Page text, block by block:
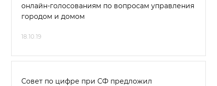
онлайн-голосованиям по вопросам управления
городом и домом
18.10.19
Совет по цифре при СФ предложил